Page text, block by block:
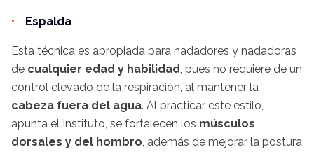
Espalda
Esta técnica es apropiada para nadadores y nadadoras
de cualquier edad y habilidad, pues no requiere de un
control elevado de la respiración, al mantener la
cabeza fuera del agua. Al practicar este estilo,
apunta el Instituto, se fortalecen los músculos
dorsales y del hombro, además de mejorar la postura